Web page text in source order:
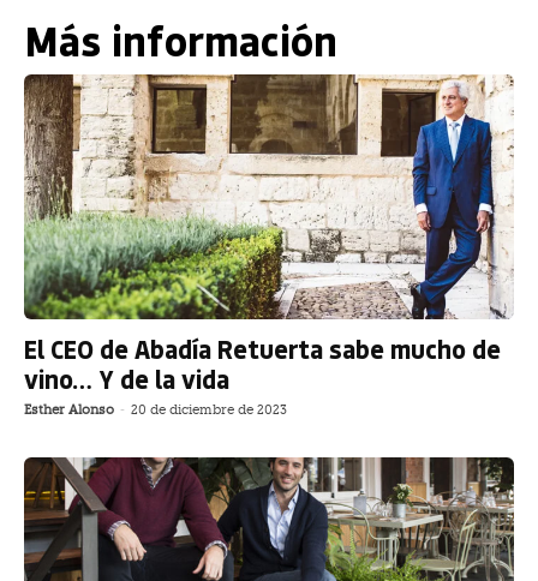
Más información
El CEO de Abadía Retuerta sabe mucho de
vino… Y de la vida
Esther Alonso - 20 de diciembre de 2023